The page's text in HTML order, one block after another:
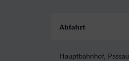
Abfahrt
Hauptbahnhof, Passau